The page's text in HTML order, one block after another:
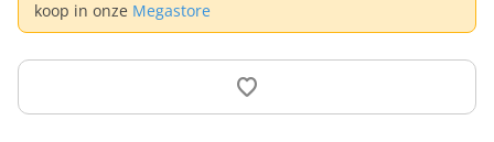
koop in onze Megastore